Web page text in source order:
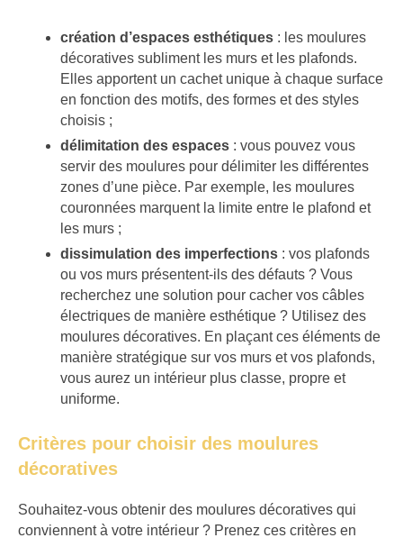
création d’espaces esthétiques: les moulures
décoratives subliment les murs et les plafonds.
Elles apportent un cachet unique à chaque surface
en fonction des motifs, des formes et des styles
choisis ;
délimitation des espaces: vous pouvez vous
servir des moulures pour délimiter les différentes
zones d’une pièce. Par exemple, les moulures
couronnées marquent la limite entre le plafond et
les murs ;
dissimulation des imperfections: vos plafonds
ou vos murs présentent-ils des défauts ? Vous
recherchez une solution pour cacher vos câbles
électriques de manière esthétique ? Utilisez des
moulures décoratives. En plaçant ces éléments de
manière stratégique sur vos murs et vos plafonds,
vous aurez un intérieur plus classe, propre et
uniforme.
Critères pour choisir des moulures
décoratives
Souhaitez-vous obtenir des moulures décoratives qui
conviennent à votre intérieur ? Prenez ces critères en